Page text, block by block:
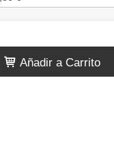
Añadir a Carrito